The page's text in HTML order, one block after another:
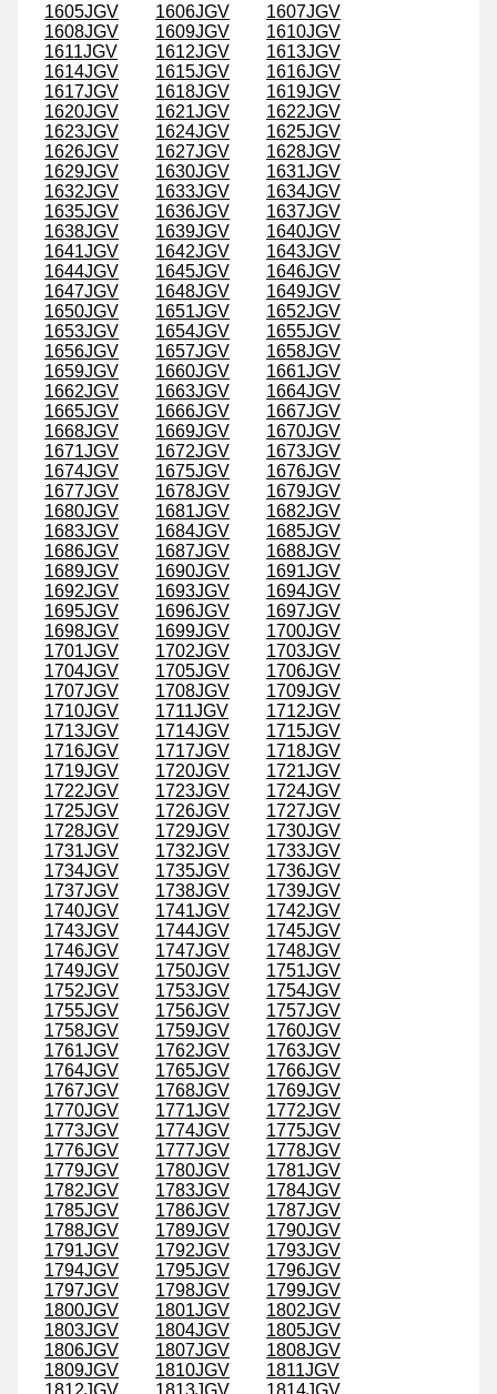
1605JGV
1606JGV
1607JGV
1608JGV
1609JGV
1610JGV
1611JGV
1612JGV
1613JGV
1614JGV
1615JGV
1616JGV
1617JGV
1618JGV
1619JGV
1620JGV
1621JGV
1622JGV
1623JGV
1624JGV
1625JGV
1626JGV
1627JGV
1628JGV
1629JGV
1630JGV
1631JGV
1632JGV
1633JGV
1634JGV
1635JGV
1636JGV
1637JGV
1638JGV
1639JGV
1640JGV
1641JGV
1642JGV
1643JGV
1644JGV
1645JGV
1646JGV
1647JGV
1648JGV
1649JGV
1650JGV
1651JGV
1652JGV
1653JGV
1654JGV
1655JGV
1656JGV
1657JGV
1658JGV
1659JGV
1660JGV
1661JGV
1662JGV
1663JGV
1664JGV
1665JGV
1666JGV
1667JGV
1668JGV
1669JGV
1670JGV
1671JGV
1672JGV
1673JGV
1674JGV
1675JGV
1676JGV
1677JGV
1678JGV
1679JGV
1680JGV
1681JGV
1682JGV
1683JGV
1684JGV
1685JGV
1686JGV
1687JGV
1688JGV
1689JGV
1690JGV
1691JGV
1692JGV
1693JGV
1694JGV
1695JGV
1696JGV
1697JGV
1698JGV
1699JGV
1700JGV
1701JGV
1702JGV
1703JGV
1704JGV
1705JGV
1706JGV
1707JGV
1708JGV
1709JGV
1710JGV
1711JGV
1712JGV
1713JGV
1714JGV
1715JGV
1716JGV
1717JGV
1718JGV
1719JGV
1720JGV
1721JGV
1722JGV
1723JGV
1724JGV
1725JGV
1726JGV
1727JGV
1728JGV
1729JGV
1730JGV
1731JGV
1732JGV
1733JGV
1734JGV
1735JGV
1736JGV
1737JGV
1738JGV
1739JGV
1740JGV
1741JGV
1742JGV
1743JGV
1744JGV
1745JGV
1746JGV
1747JGV
1748JGV
1749JGV
1750JGV
1751JGV
1752JGV
1753JGV
1754JGV
1755JGV
1756JGV
1757JGV
1758JGV
1759JGV
1760JGV
1761JGV
1762JGV
1763JGV
1764JGV
1765JGV
1766JGV
1767JGV
1768JGV
1769JGV
1770JGV
1771JGV
1772JGV
1773JGV
1774JGV
1775JGV
1776JGV
1777JGV
1778JGV
1779JGV
1780JGV
1781JGV
1782JGV
1783JGV
1784JGV
1785JGV
1786JGV
1787JGV
1788JGV
1789JGV
1790JGV
1791JGV
1792JGV
1793JGV
1794JGV
1795JGV
1796JGV
1797JGV
1798JGV
1799JGV
1800JGV
1801JGV
1802JGV
1803JGV
1804JGV
1805JGV
1806JGV
1807JGV
1808JGV
1809JGV
1810JGV
1811JGV
1812JGV
1813JGV
1814JGV